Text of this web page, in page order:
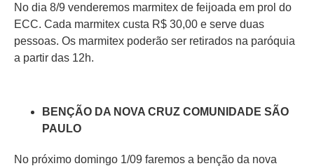
No dia 8/9 venderemos marmitex de feijoada em prol do
ECC. Cada marmitex custa R$ 30,00 e serve duas
pessoas. Os marmitex poderão ser retirados na paróquia
a partir das 12h.
BENÇÃO DA NOVA CRUZ COMUNIDADE SÃO
PAULO
No próximo domingo 1/09 faremos a benção da nova